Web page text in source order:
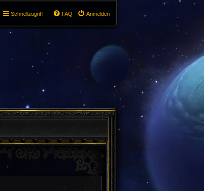
Schnellzugriff Anmelden
FAQ